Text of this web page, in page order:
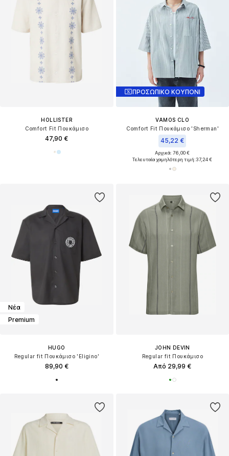
HOLLISTER
Comfort Fit Πουκάμισο
47,90 €
ΠΡΟΣΩΠΙΚΟ ΚΟΥΠΟΝΙ
VAMOS CLO
Comfort Fit Πουκάμισο 'Sherman'
45,22 €
Αρχικά: 76,00 €
Τελευταία χαμηλότερη τιμή:37,24 €
Νέα
Premium
HUGO
Regular fit Πουκάμισο 'Eligino'
89,90 €
JOHN DEVIN
Regular fit Πουκάμισο
Από 29,99 €